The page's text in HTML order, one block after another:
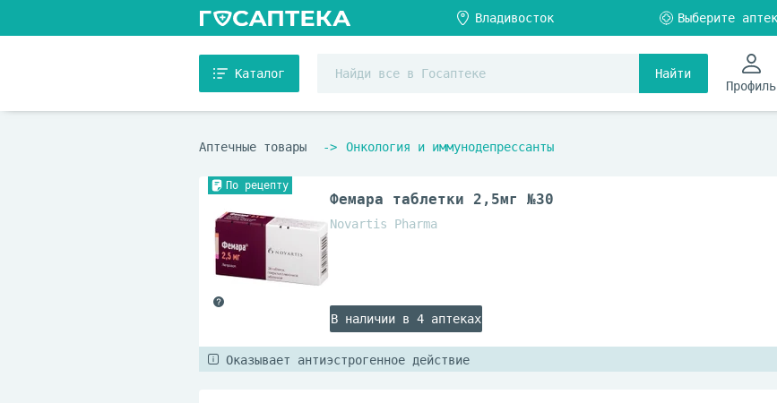
Каталог
Найти
Профиль
Аптечные товары Онкология и иммунодепрессанты
По рецепту
Фемара таблетки 2,5мг №30
Novartis Pharma
В наличии в 4 аптеках
Оказывает антиэстрогенное действие